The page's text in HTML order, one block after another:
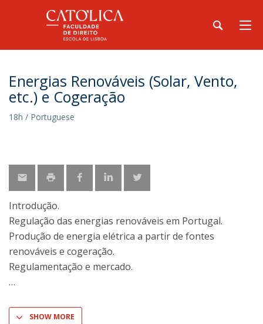
Energias Renováveis (Solar, Vento,
etc.) e Cogeração
18h / Portuguese
Introdução.
Regulação das energias renováveis em Portugal.
Produção de energia elétrica a partir de fontes
renováveis e cogeração.
Regulamentação e mercado.
SHOW MORE